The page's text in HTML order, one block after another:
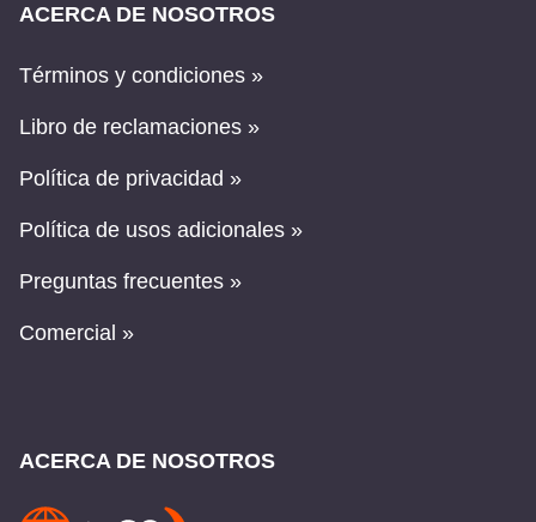
ACERCA DE NOSOTROS
Términos y condiciones »
Libro de reclamaciones »
Política de privacidad »
Política de usos adicionales »
Preguntas frecuentes »
Comercial »
ACERCA DE NOSOTROS